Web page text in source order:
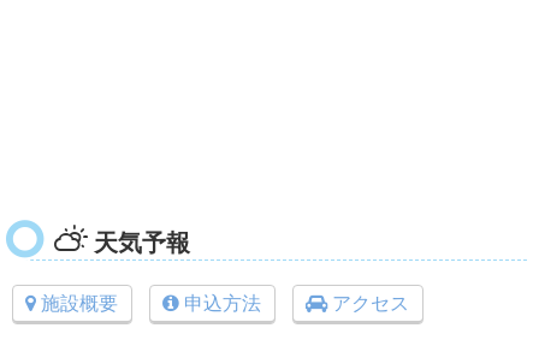
天気予報
施設概要 申込方法 アクセス